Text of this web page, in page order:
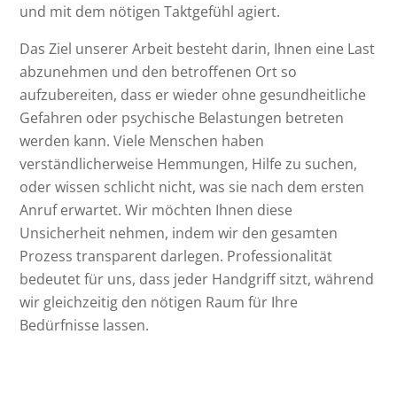
und mit dem nötigen Taktgefühl agiert.
Das Ziel unserer Arbeit besteht darin, Ihnen eine Last
abzunehmen und den betroffenen Ort so
aufzubereiten, dass er wieder ohne gesundheitliche
Gefahren oder psychische Belastungen betreten
werden kann. Viele Menschen haben
verständlicherweise Hemmungen, Hilfe zu suchen,
oder wissen schlicht nicht, was sie nach dem ersten
Anruf erwartet. Wir möchten Ihnen diese
Unsicherheit nehmen, indem wir den gesamten
Prozess transparent darlegen. Professionalität
bedeutet für uns, dass jeder Handgriff sitzt, während
wir gleichzeitig den nötigen Raum für Ihre
Bedürfnisse lassen.